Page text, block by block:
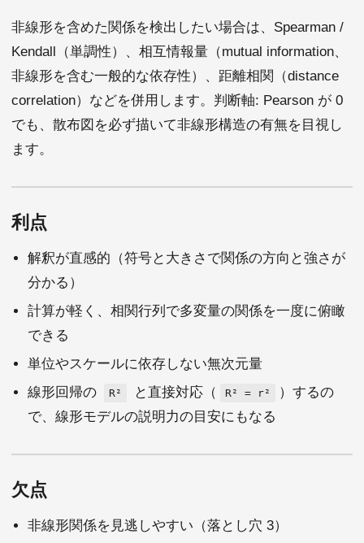
非線形を含めた関係を検出したい場合は、Spearman /
Kendall（単調性）、相互情報量（mutual information、
非線形を含む一般的な依存性）、距離相関（distance
correlation）などを併用します。判断軸: Pearson が 0
でも、散布図を必ず描いて非線形構造の有無を目視し
ます。
利点
解釈が直感的（符号と大きさで関係の方向と強さが
分かる）
計算が軽く、相関行列で多変量の関係を一度に俯瞰
できる
単位やスケールに依存しない無次元量
線形回帰の
R² と直接対応（ R² = r²
）するの
で、線形モデルの説明力の目安にもなる
欠点
非線形関係を見逃しやすい（落とし穴 3）